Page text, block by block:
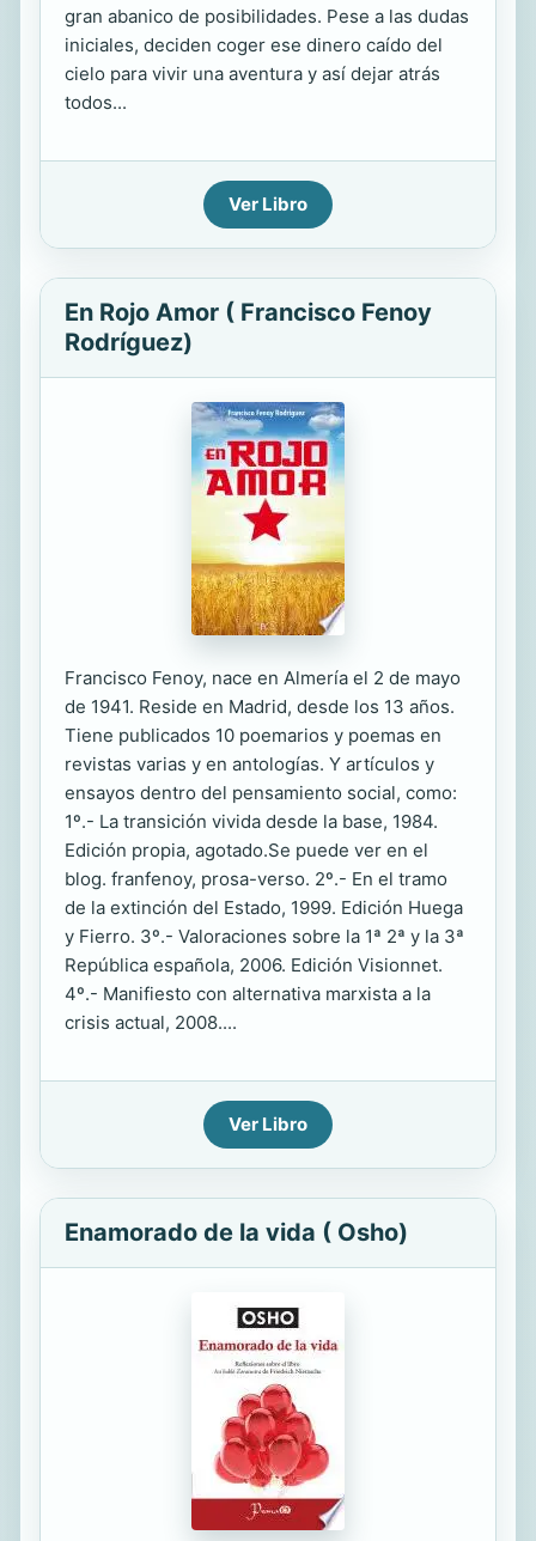
gran abanico de posibilidades. Pese a las dudas
iniciales, deciden coger ese dinero caído del
cielo para vivir una aventura y así dejar atrás
todos...
Ver Libro
En Rojo Amor ( Francisco Fenoy
Rodríguez)
Francisco Fenoy, nace en Almería el 2 de mayo
de 1941. Reside en Madrid, desde los 13 años.
Tiene publicados 10 poemarios y poemas en
revistas varias y en antologías. Y artículos y
ensayos dentro del pensamiento social, como:
1º.- La transición vivida desde la base, 1984.
Edición propia, agotado.Se puede ver en el
blog. franfenoy, prosa-verso. 2º.- En el tramo
de la extinción del Estado, 1999. Edición Huega
y Fierro. 3º.- Valoraciones sobre la 1ª 2ª y la 3ª
República española, 2006. Edición Visionnet.
4º.- Manifiesto con alternativa marxista a la
crisis actual, 2008....
Ver Libro
Enamorado de la vida ( Osho)